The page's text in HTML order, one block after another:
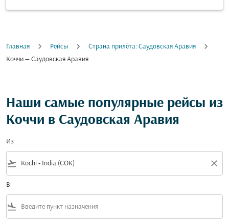
Главная Рейсы
Cтрана прилёта: Саудовская Аравия
Коччи — Саудовская Аравия
Наши самые популярные рейсы из
Коччи в Саудовская Аравия
Из
flight_takeoff close
В
flight_land